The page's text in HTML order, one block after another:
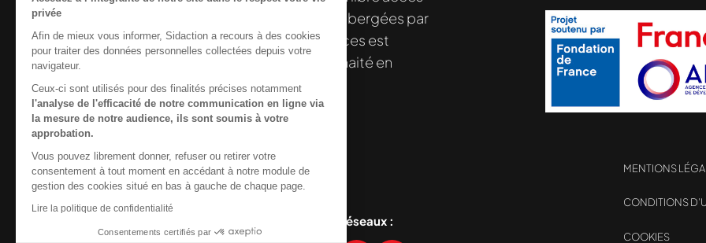
privée
Afin de mieux vous informer, Sidaction a recours à des cookies
pour traiter des données personnelles collectées depuis votre
navigateur.
Ceux-ci sont utilisés pour des finalités précises notamment
l'analyse de l'efficacité de notre communication en ligne via
la mesure de notre audience, ils sont soumis à votre
approbation.
Vous pouvez librement donner, refuser ou retirer votre
consentement à tout moment en accédant à notre module de
gestion des cookies situé en bas à gauche de chaque page.
Lire la politique de confidentialité
Consentements certifiés par
Nous cherchons le contenu demandé....
. À l’origine, hébergées par
la Plateforme ELSA, le Centre de ressources est
désormais gérée par Sidaction qui a souhaité en
reprendre le pilotage.
Contactez-nous
Newsletter
Nous suivre sur les réseaux :
MENTIONS
CONDITIONS
COOKIES